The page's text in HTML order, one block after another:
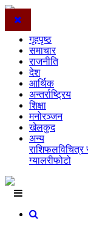
गृहपृष्ठ
समाचार
राजनीति
देश
आर्थिक
अन्तर्राष्ट्रिय
शिक्षा
मनोरञ्जन
खेलकुद
अन्य
राशिफलविचित्र
ग्यालरीफोटो